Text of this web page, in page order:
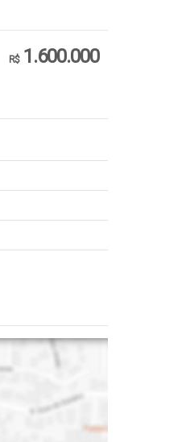
R$1.600.000